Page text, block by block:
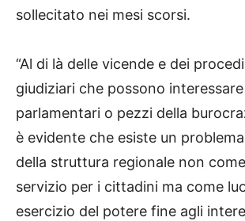
sollecitato nei mesi scorsi.
“Al di là delle vicende e dei
giudiziari che possono
parlamentari o pezzi della
è evidente che esiste un
della struttura regionale non
servizio per i cittadini ma come
esercizio del potere fine agli